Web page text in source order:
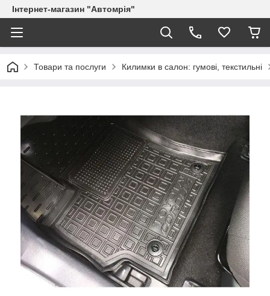
Інтернет-магазин "Автомрія"
Товари та послуги Килимки в салон: гумові, текстильні